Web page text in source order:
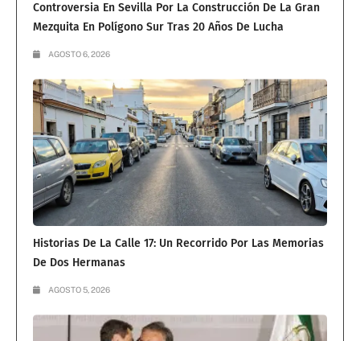
Controversia En Sevilla Por La Construcción De La Gran
Mezquita En Polígono Sur Tras 20 Años De Lucha
AGOSTO 6, 2026
Historias De La Calle 17: Un Recorrido Por Las Memorias
De Dos Hermanas
AGOSTO 5, 2026